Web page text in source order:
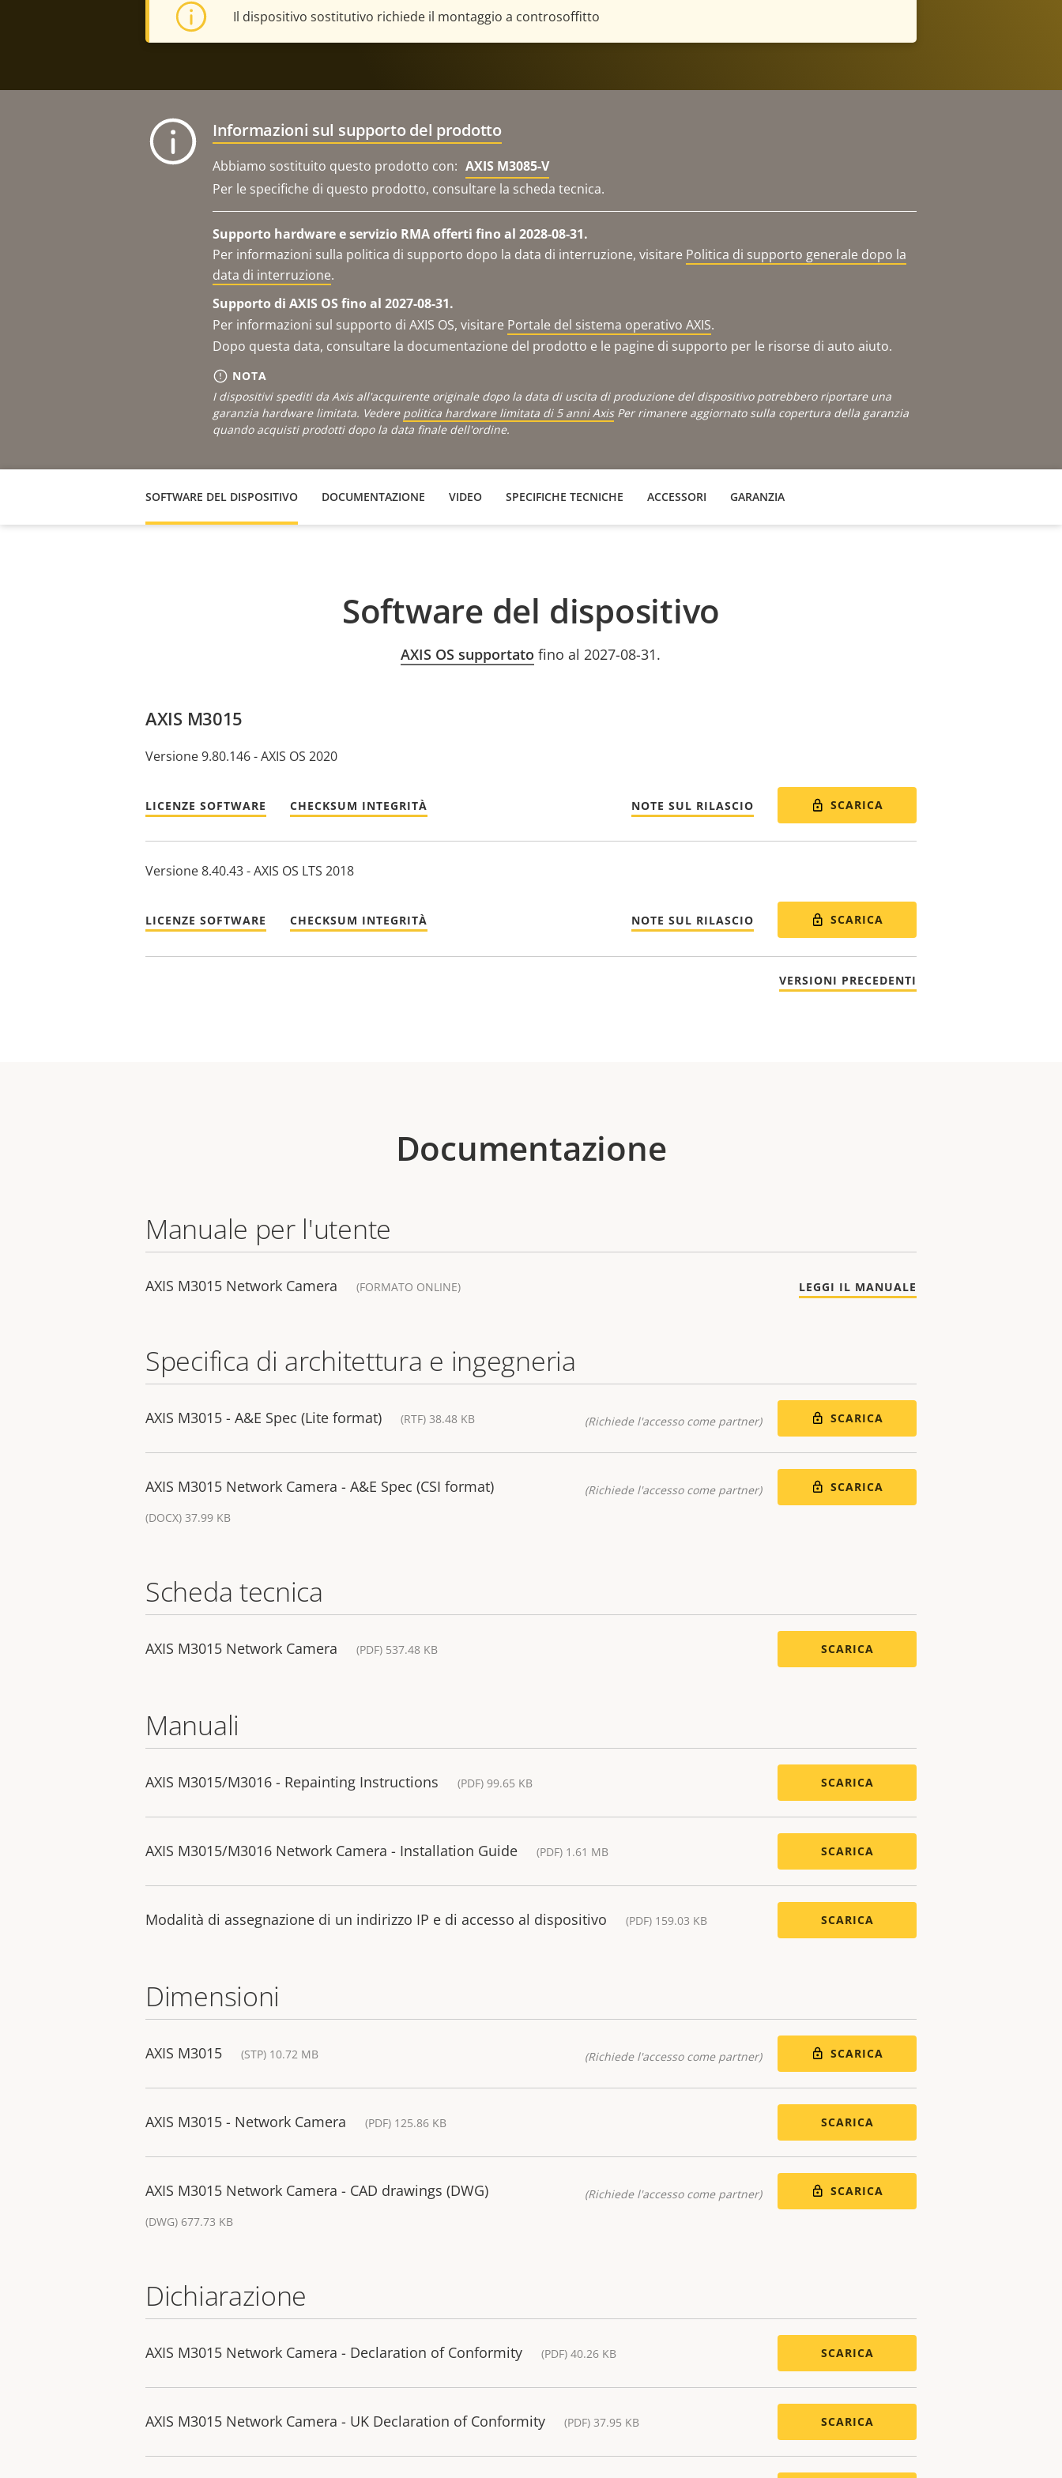
Il dispositivo sostitutivo richiede il montaggio a controsoffitto
Informazioni sul supporto del prodotto
Abbiamo sostituito questo prodotto con: AXIS M3085-V
Per le specifiche di questo prodotto, consultare la scheda tecnica.
Supporto hardware e servizio RMA offerti fino al 2028-08-31.
Per informazioni sulla politica di supporto dopo la data di interruzione, visitare Politica di supporto generale dopo la
data di interruzione.
Supporto di AXIS OS fino al 2027-08-31.
Per informazioni sul supporto di AXIS OS, visitare Portale del sistema operativo AXIS.
Dopo questa data, consultare la documentazione del prodotto e le pagine di supporto per le risorse di auto aiuto.
NOTA
I dispositivi spediti da Axis all'acquirente originale dopo la data di uscita di produzione del dispositivo potrebbero riportare una
garanzia hardware limitata. Vedere politica hardware limitata di 5 anni AxisPer rimanere aggiornato sulla copertura della garanzia
quando acquisti prodotti dopo la data finale dell'ordine.
SOFTWARE DEL DISPOSITIVO DOCUMENTAZIONE VIDEO SPECIFICHE TECNICHE ACCESSORI GARANZIA
Software del dispositivo
AXIS OS supportato fino al 2027-08-31.
AXIS M3015
Versione 9.80.146 - AXIS OS 2020
LICENZE SOFTWARE CHECKSUM INTEGRITÀ NOTE SUL RILASCIO SCARICA
Versione 8.40.43 - AXIS OS LTS 2018
LICENZE SOFTWARE CHECKSUM INTEGRITÀ NOTE SUL RILASCIO SCARICA
VERSIONI PRECEDENTI
Documentazione
Manuale per l'utente
AXIS M3015 Network Camera (FORMATO ONLINE) LEGGI IL MANUALE
Specifica di architettura e ingegneria
AXIS M3015 - A&E Spec (Lite format) (RTF) 38.48 KB (Richiede l'accesso come partner) SCARICA
AXIS M3015 Network Camera - A&E Spec (CSI format)
(DOCX) 37.99 KB
(Richiede l'accesso come partner) SCARICA
Scheda tecnica
AXIS M3015 Network Camera (PDF) 537.48 KB SCARICA
Manuali
AXIS M3015/M3016 - Repainting Instructions (PDF) 99.65 KB SCARICA
AXIS M3015/M3016 Network Camera - Installation Guide (PDF) 1.61 MB SCARICA
Modalità di assegnazione di un indirizzo IP e di accesso al dispositivo (PDF) 159.03 KB SCARICA
Dimensioni
AXIS M3015 (STP) 10.72 MB (Richiede l'accesso come partner) SCARICA
AXIS M3015 - Network Camera (PDF) 125.86 KB SCARICA
AXIS M3015 Network Camera - CAD drawings (DWG)
(DWG) 677.73 KB
(Richiede l'accesso come partner) SCARICA
Dichiarazione
AXIS M3015 Network Camera - Declaration of Conformity (PDF) 40.26 KB SCARICA
AXIS M3015 Network Camera - UK Declaration of Conformity (PDF) 37.95 KB SCARICA